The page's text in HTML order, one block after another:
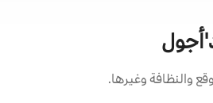
والنظافة وغيرها.